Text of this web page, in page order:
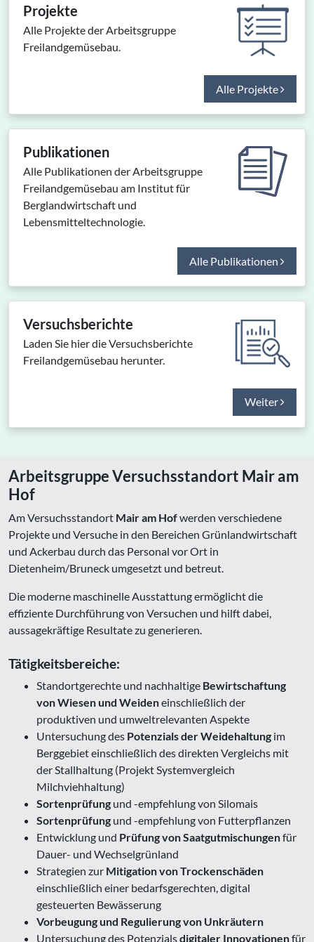
Projekte
Alle Projekte der Arbeitsgruppe
Freilandgemüsebau.
Alle Projekte
Publikationen
Alle Publikationen der Arbeitsgruppe
Freilandgemüsebau am Institut für
Berglandwirtschaft und
Lebensmitteltechnologie.
Alle Publikationen
Versuchsberichte
Laden Sie hier die Versuchsberichte
Freilandgemüsebau herunter.
Weiter
Arbeitsgruppe Versuchsstandort Mair am
Hof
Am Versuchsstandort Mair am Hofwerden verschiedene
Projekte und Versuche in den Bereichen Grünlandwirtschaft
und Ackerbau durch das Personal vor Ort in
Dietenheim/Bruneck umgesetzt und betreut.
Die moderne maschinelle Ausstattung ermöglicht die
effiziente Durchführung von Versuchen und hilft dabei,
aussagekräftige Resultate zu generieren.
Tätigkeitsbereiche:
Standortgerechte und nachhaltige Bewirtschaftung
von Wiesen und Weideneinschließlich der
produktiven und umweltrelevanten Aspekte
Untersuchung des Potenzials der Weidehaltung im
Berggebiet einschließlich des direkten Vergleichs mit
der Stallhaltung (Projekt Systemvergleich
Milchviehhaltung)
Sortenprüfung und -empfehlung von Silomais
Sortenprüfung und -empfehlung von Futterpflanzen
Entwicklung und Prüfung von Saatgutmischungenfür
Dauer- und Wechselgrünland
Strategien zur Mitigation von Trockenschäden
einschließlich einer bedarfsgerechten, digital
gesteuerten Bewässerung
Vorbeugung und Regulierung von Unkräutern
Untersuchung des Potenzialsdigitaler Innovationenfür